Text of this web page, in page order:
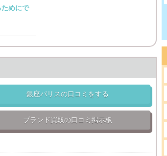
めにで
銀座パリスの口コミをする
ブランド買取の口コミ掲示板